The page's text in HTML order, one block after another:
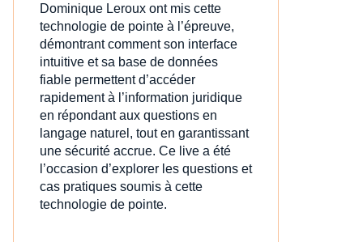
Dominique Leroux ont mis cette
technologie de pointe à l’épreuve,
démontrant comment son interface
intuitive et sa base de données
fiable permettent d’accéder
rapidement à l’information juridique
en répondant aux questions en
langage naturel, tout en garantissant
une sécurité accrue. Ce live a été
l’occasion d’explorer les questions et
cas pratiques soumis à cette
technologie de pointe.